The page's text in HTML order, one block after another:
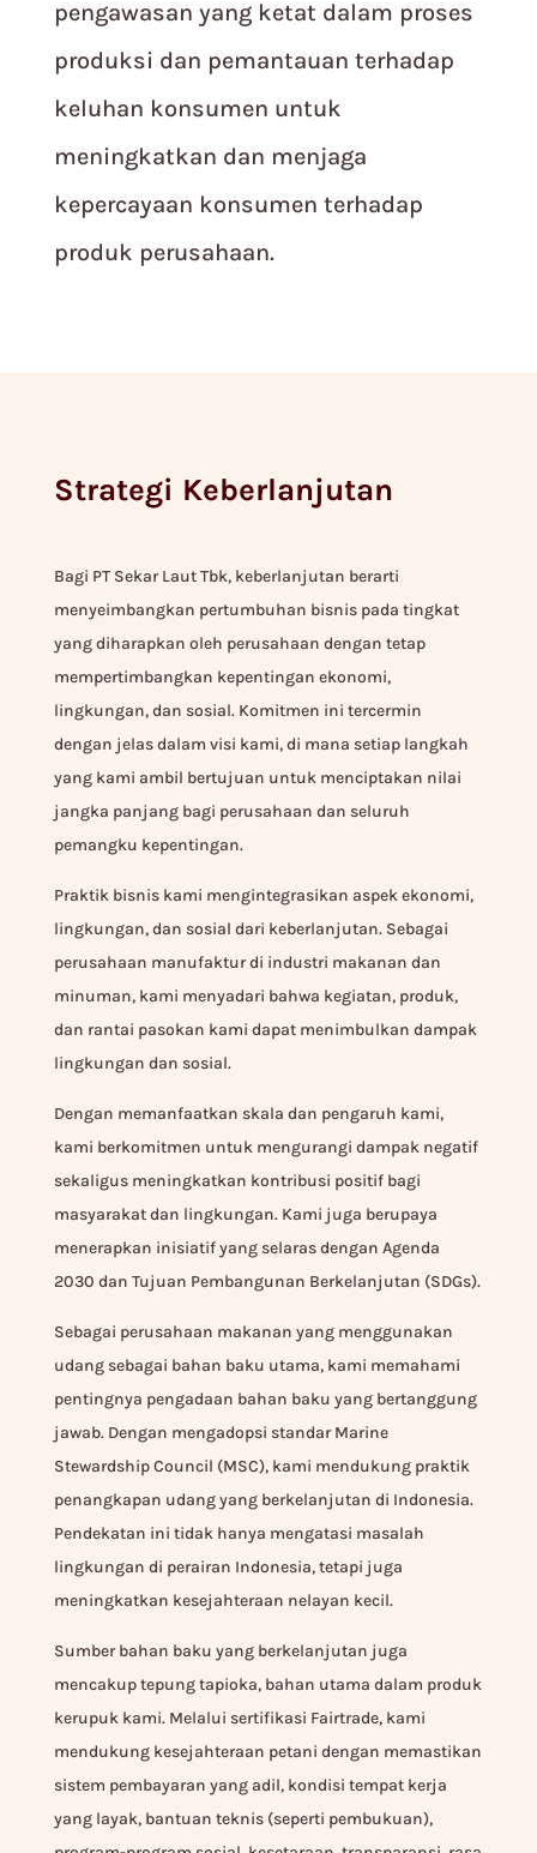
pengawasan yang ketat dalam proses
produksi dan pemantauan terhadap
keluhan konsumen untuk
meningkatkan dan menjaga
kepercayaan konsumen terhadap
produk perusahaan.
Strategi Keberlanjutan
Bagi PT Sekar Laut Tbk, keberlanjutan berarti
menyeimbangkan pertumbuhan bisnis pada tingkat
yang diharapkan oleh perusahaan dengan tetap
mempertimbangkan kepentingan ekonomi,
lingkungan, dan sosial. Komitmen ini tercermin
dengan jelas dalam visi kami, di mana setiap langkah
yang kami ambil bertujuan untuk menciptakan nilai
jangka panjang bagi perusahaan dan seluruh
pemangku kepentingan.
Praktik bisnis kami mengintegrasikan aspek ekonomi,
lingkungan, dan sosial dari keberlanjutan. Sebagai
perusahaan manufaktur di industri makanan dan
minuman, kami menyadari bahwa kegiatan, produk,
dan rantai pasokan kami dapat menimbulkan dampak
lingkungan dan sosial.
Dengan memanfaatkan skala dan pengaruh kami,
kami berkomitmen untuk mengurangi dampak negatif
sekaligus meningkatkan kontribusi positif bagi
masyarakat dan lingkungan. Kami juga berupaya
menerapkan inisiatif yang selaras dengan Agenda
2030 dan Tujuan Pembangunan Berkelanjutan (SDGs).
Sebagai perusahaan makanan yang menggunakan
udang sebagai bahan baku utama, kami memahami
pentingnya pengadaan bahan baku yang bertanggung
jawab. Dengan mengadopsi standar Marine
Stewardship Council (MSC), kami mendukung praktik
penangkapan udang yang berkelanjutan di Indonesia.
Pendekatan ini tidak hanya mengatasi masalah
lingkungan di perairan Indonesia, tetapi juga
meningkatkan kesejahteraan nelayan kecil.
Sumber bahan baku yang berkelanjutan juga
mencakup tepung tapioka, bahan utama dalam produk
kerupuk kami. Melalui sertifikasi Fairtrade, kami
mendukung kesejahteraan petani dengan memastikan
sistem pembayaran yang adil, kondisi tempat kerja
yang layak, bantuan teknis (seperti pembukuan),